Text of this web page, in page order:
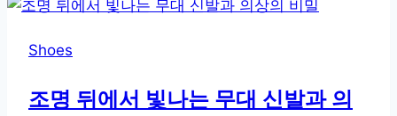
내
신
Shoes
조명 뒤에서 빛나는 무대 신발과 의